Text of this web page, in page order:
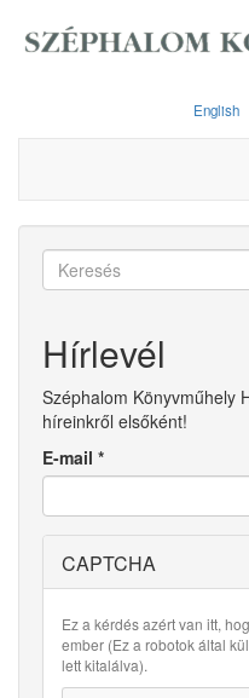
English
Keresés
Hírlevél
Széphalom Könyvműhely
híreinkről elsőként!
E-mail *
CAPTCHA
Ez a kérdés azért van itt,
ember (Ez a robotok által
lett kitalálva).